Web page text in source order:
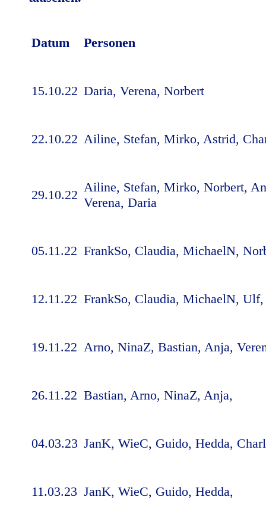
Datum Personen
15.10.22 Daria, Verena, Norbert
22.10.22 Ailine, Stefan, Mirko, Astrid,
29.10.22
Ailine, Stefan, Mirko, Norbert,
Verena, Daria
05.11.22 FrankSo, Claudia, MichaelN,
12.11.22 FrankSo, Claudia, MichaelN,
19.11.22 Arno, NinaZ, Bastian, Anja,
26.11.22 Bastian, Arno, NinaZ, Anja,
04.03.23 JanK, WieC, Guido, Hedda,
11.03.23 JanK, WieC, Guido, Hedda,